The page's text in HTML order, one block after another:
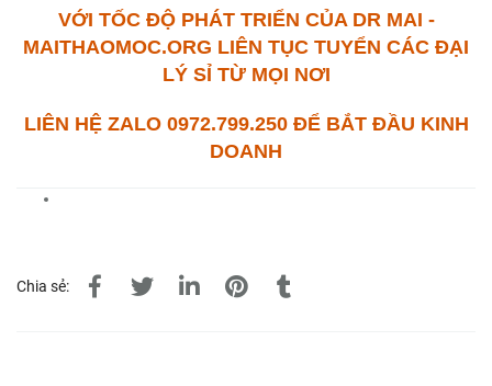
VỚI TỐC ĐỘ PHÁT TRIỂN CỦA DR MAI -
MAITHAOMOC.ORG LIÊN TỤC TUYỂN CÁC ĐẠI
LÝ SỈ TỪ MỌI NƠI
LIÊN HỆ ZALO 0972.799.250 ĐỂ BẮT ĐẦU KINH
DOANH
Chia sẻ: